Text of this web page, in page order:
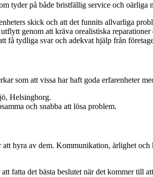
tyder på både bristfällig service och oärliga
skick och att det funnits allvarliga
genom att kräva orealistiska reparationer
få tydliga svar och adekvat hjälp från
som att vissa har haft goda erfarenheter
Helsingborg.
och snabba att lösa problem.
hyra av dem. Kommunikation, ärlighet
fatta det bästa beslutet när det kommer till